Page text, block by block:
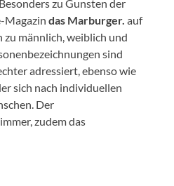
Besonders zu Gunsten der
Magazin das Marburger. auf
männlich, weiblich und
sind
adressiert, ebenso wie
sich nach individuellen
Der
zudem das